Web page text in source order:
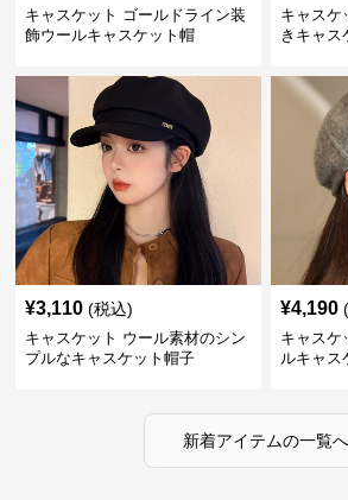
キャスケット ゴールドライン装
飾ウールキャスケット帽
キャスケ
きキャス
¥3,110 (税込)
キャスケット ウール素材のシン
プルなキャスケット帽子
¥4,190
キャスケ
ルキャス
新着アイテムの一覧へ